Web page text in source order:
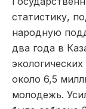
статистику,
народную
два года в
около 6,5
молодежь.